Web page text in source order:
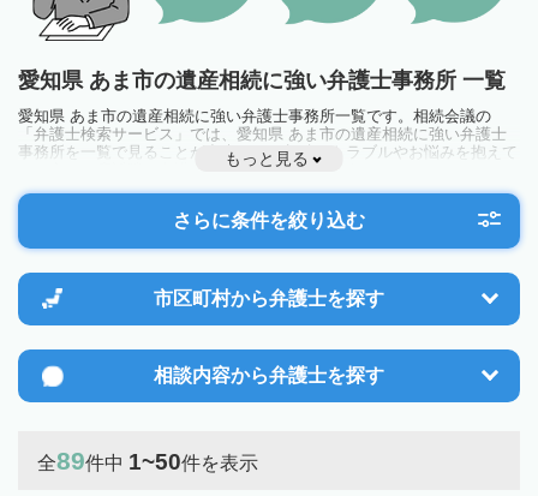
愛知県 あま市の遺産相続に強い弁護士事務所 一覧
愛知県 あま市の遺産相続に強い弁護士事務所一覧です。相続会議の
「弁護士検索サービス」では、愛知県 あま市の遺産相続に強い弁護士
事務所を一覧で見ることが出来ます。相続のトラブルやお悩みを抱えて
いる方は一度近隣の弁護士に相談してみましょう。
もっと見る
さらに条件を絞り込む
市区町村から弁護士を探す
相談内容から弁護士を探す
全89件中 1~50件を表示